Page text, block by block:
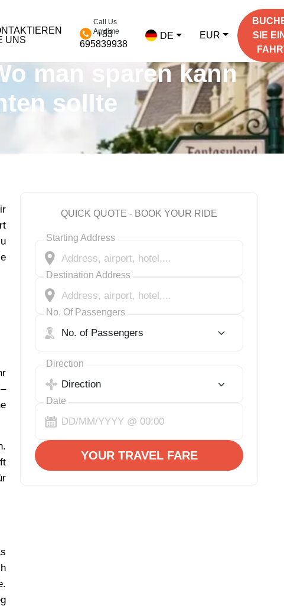
UNS
Call Us
Anytime
+33
695839938
DE EUR
SIE
man sparen kann
sollte
QUICK QUOTE - BOOK YOUR RIDE
Starting Address
Destination Address
No. Of Passengers
Direction
Date
YOUR TRAVEL FARE